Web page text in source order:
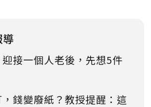
接一個人老後，先想5件
錢變廢紙？教授提醒：這